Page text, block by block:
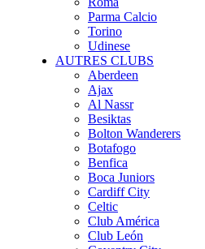
Parma Calcio
Torino
Udinese
AUTRES CLUBS
Aberdeen
Ajax
Al Nassr
Besiktas
Bolton Wanderers
Botafogo
Benfica
Boca Juniors
Cardiff City
Celtic
Club América
Club León